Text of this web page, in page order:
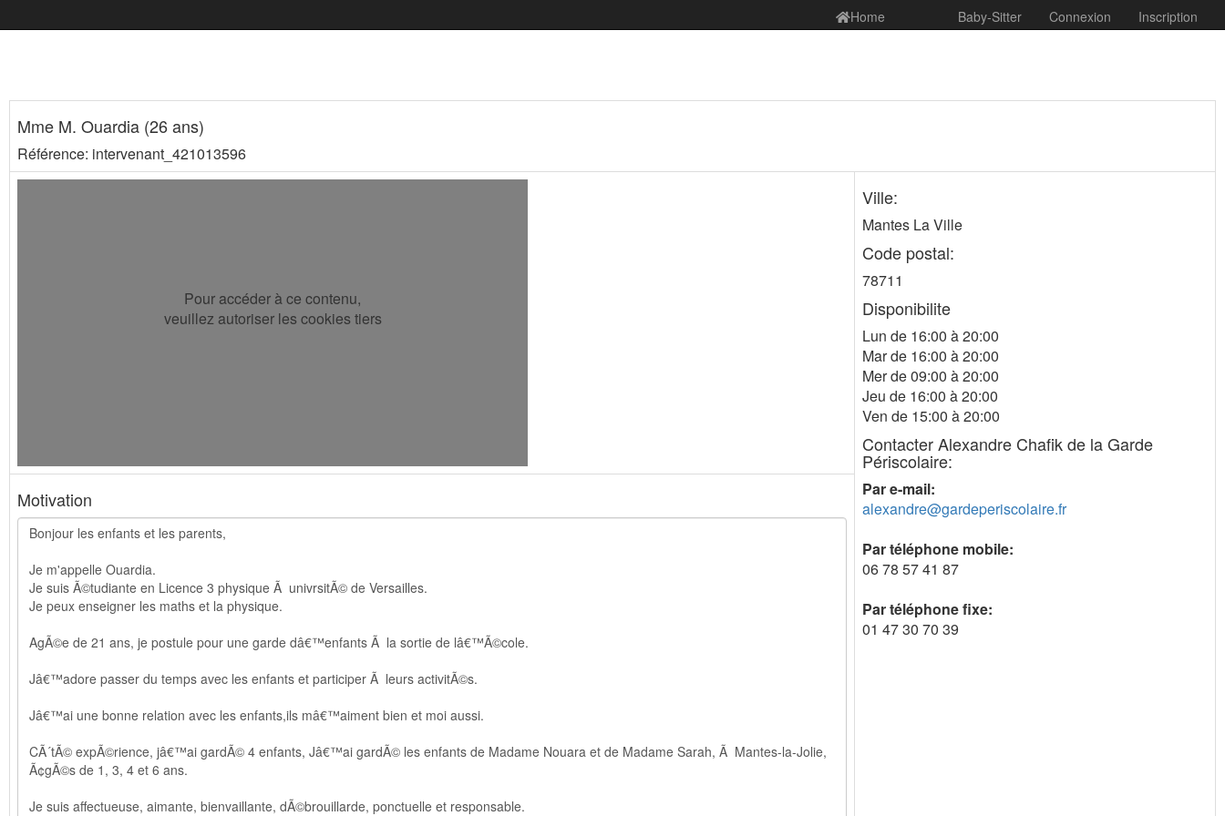
Home Baby-Sitter Connexion Inscription
Mme M. Ouardia (26 ans)
Référence: intervenant_421013596
Pour accéder à ce contenu,
veuillez autoriser les cookies tiers
Ville:
Mantes La Ville
Code postal:
78711
Disponibilite
Lun de 16:00 à 20:00
Mar de 16:00 à 20:00
Mer de 09:00 à 20:00
Jeu de 16:00 à 20:00
Ven de 15:00 à 20:00
Contacter Alexandre Chafik de la Garde
Périscolaire:
Par e-mail:
alexandre@gardeperiscolaire.fr
Par téléphone mobile:
06 78 57 41 87
Par téléphone fixe:
01 47 30 70 39
Motivation